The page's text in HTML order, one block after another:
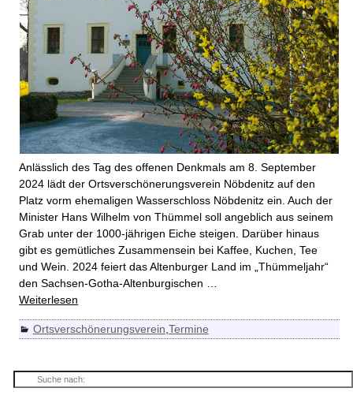
Anlässlich des Tag des offenen Denkmals am 8. September
2024 lädt der Ortsverschönerungsverein Nöbdenitz auf den
Platz vorm ehemaligen Wasserschloss Nöbdenitz ein. Auch der
Minister Hans Wilhelm von Thümmel soll angeblich aus seinem
Grab unter der 1000-jährigen Eiche steigen. Darüber hinaus
gibt es gemütliches Zusammensein bei Kaffee, Kuchen, Tee
und Wein. 2024 feiert das Altenburger Land im „Thümmeljahr“
den Sachsen-Gotha-Altenburgischen
Weiterlesen
Ortsverschönerungsverein Termine